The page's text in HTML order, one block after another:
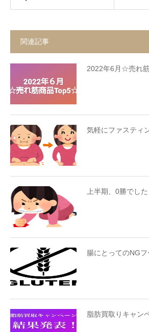
関連記事
2022年6月☆売れ
気軽にファスティ
上半期、0勝でした
腸にとってのNGフ
脂肪買取りキャ